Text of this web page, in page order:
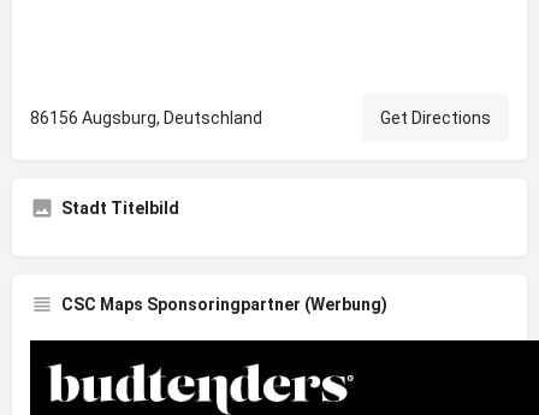
86156 Augsburg, Deutschland Get Directions
Stadt Titelbild
CSC Maps Sponsoringpartner (Werbung)